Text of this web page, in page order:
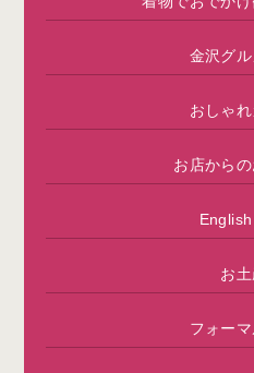
金沢グ
おしゃ
お店から
お
フォー